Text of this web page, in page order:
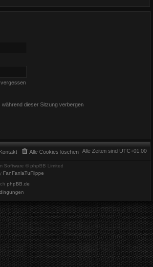
während dieser Sitzung verbergen
Alle Zeiten sind UTC+01:00
Alle Cookies löschen
Kontakt
Software © phpBB Limited
FanFanlaTuFlippe
phpBB.de